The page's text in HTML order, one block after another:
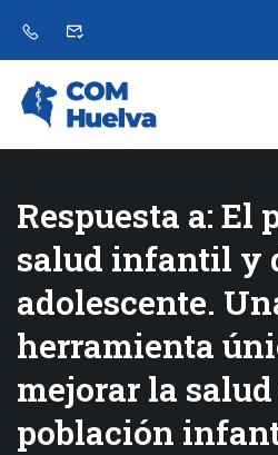
Respuesta a: El
salud infantil y
adolescente.
herramienta
mejorar la
población